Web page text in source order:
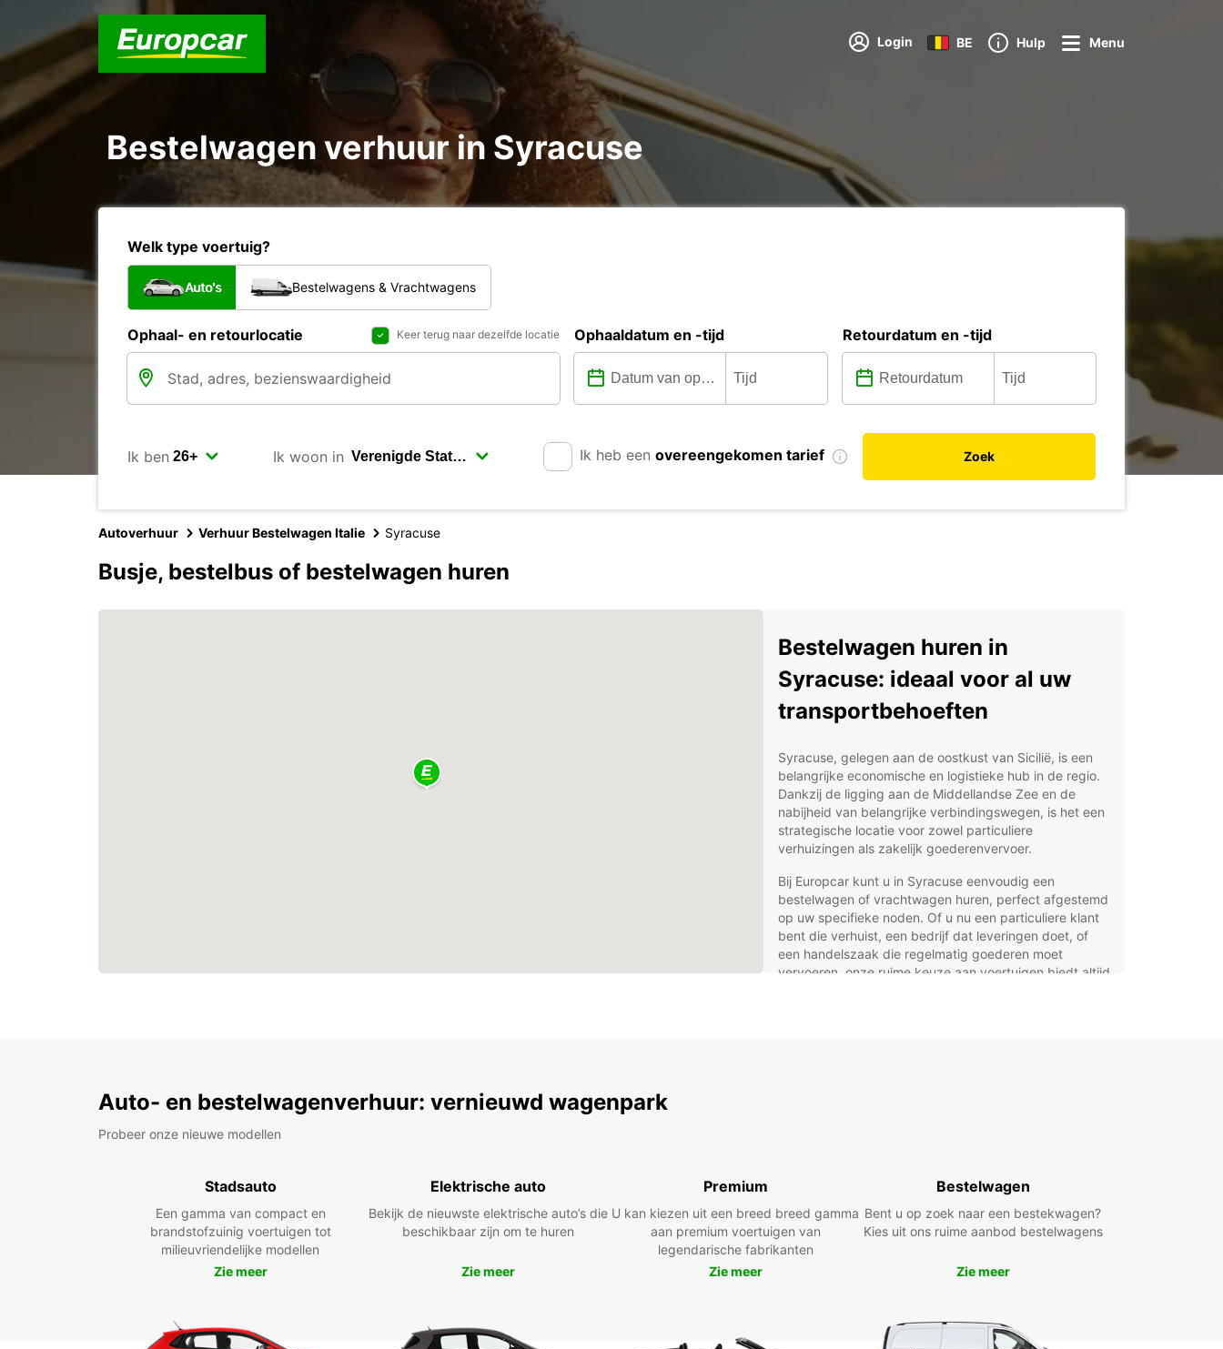
Login BE Hulp Menu
Bestelwagen verhuur in Syracuse
Welk type voertuig?
Auto's Bestelwagens & Vrachtwagens
Ophaal- en retourlocatie Keer terug naar dezelfde locatie Ophaaldatum en -tijd Retourdatum en -tijd
Ik ben Ik woon in Ik heb een overeengekomen tarief Zoek
Autoverhuur Verhuur Bestelwagen Italie Syracuse
Busje, bestelbus of bestelwagen huren
Bestelwagen huren in
Syracuse: ideaal voor al uw
transportbehoeften
Syracuse, gelegen aan de oostkust van Sicilië, is een
belangrijke economische en logistieke hub in de regio.
Dankzij de ligging aan de Middellandse Zee en de
nabijheid van belangrijke verbindingswegen, is het een
strategische locatie voor zowel particuliere
verhuizingen als zakelijk goederenvervoer.
Bij Europcar kunt u in Syracuse eenvoudig een
bestelwagen of vrachtwagen huren, perfect afgestemd
op uw specifieke noden. Of u nu een particuliere klant
bent die verhuist, een bedrijf dat leveringen doet, of
een handelszaak die regelmatig goederen moet
vervoeren, onze ruime keuze aan voertuigen biedt altijd
en vrachtwagens van 2m³ tot 20m³
Speciale zakelijke aanbiedingen via Europcar
Business Solutions (EBSS) voor flexibele en
voordelige contracten
Handige afhaalpunten in het stadscentrum, op de
toegewijde klantenservice
Auto- en bestelwagenverhuur: vernieuwd wagenpark
Probeer onze nieuwe modellen
Stadsauto
Een gamma van compact en
brandstofzuinig voertuigen tot
milieuvriendelijke modellen
Zie meer
Elektrische auto
Bekijk de nieuwste elektrische auto’s die
beschikbaar zijn om te huren
Zie meer
Premium
U kan kiezen uit een breed breed gamma
aan premium voertuigen van
legendarische fabrikanten
Zie meer
Bestelwagen
Bent u op zoek naar een bestekwagen?
Kies uit ons ruime aanbod bestelwagens
Zie meer